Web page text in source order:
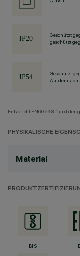
Geschützt
geschützt
Geschützt
Auf dem
Entspricht EN60598-1 und den
PHYSIKALISCHE
Material
BIS